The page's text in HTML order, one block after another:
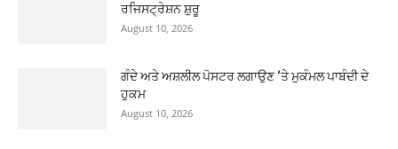
ਰਜਿਸਟ੍ਰੇਸ਼ਨ ਸ਼ੁਰੂ
August 10, 2026
ਗੰਦੇ ਅਤੇ ਅਸ਼ਲੀਲ ਪੋਸਟਰ ਲਗਾਉਣ ‘ਤੇ ਮੁਕੰਮਲ ਪਾਬੰਦੀ ਦੇ
ਹੁਕਮ
August 10, 2026